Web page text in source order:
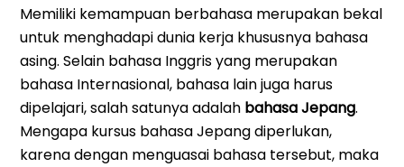
Memiliki kemampuan berbahasa merupakan bekal
untuk menghadapi dunia kerja khususnya bahasa
asing. Selain bahasa Inggris yang merupakan
bahasa Internasional, bahasa lain juga harus
dipelajari, salah satunya adalah bahasa Jepang.
Mengapa kursus bahasa Jepang diperlukan,
karena dengan menguasai bahasa tersebut, maka